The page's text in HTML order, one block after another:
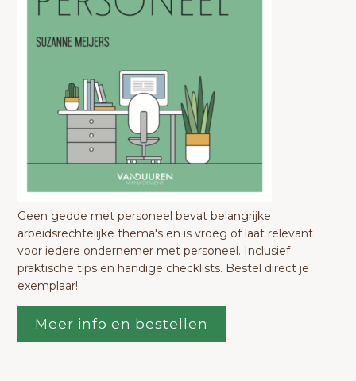
Geen gedoe met personeel bevat belangrijke
arbeidsrechtelijke thema's en is vroeg of laat relevant
voor iedere ondernemer met personeel. Inclusief
praktische tips en handige checklists. Bestel direct je
exemplaar!
Meer info en bestellen